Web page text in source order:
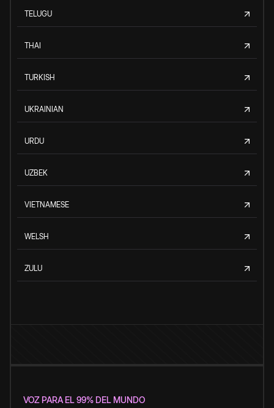
TELUGU
THAI
TURKISH
UKRAINIAN
URDU
UZBEK
VIETNAMESE
WELSH
ZULU
VOZ PARA EL 99% DEL MUNDO